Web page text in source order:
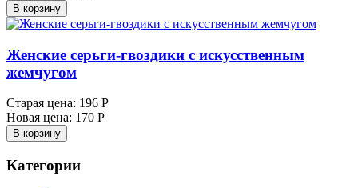
В корзину
Женские серьги-гвоздики с искусственным
жемчугом
Старая цена: 196 Р
Новая цена: 170 Р
В корзину
Категории